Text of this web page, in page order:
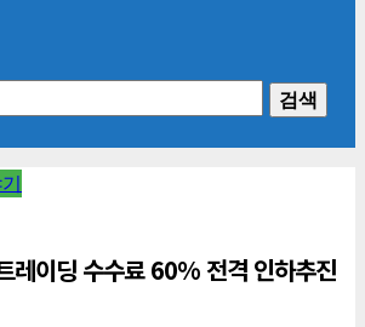
레이딩 수수료 60% 전격 인하추진